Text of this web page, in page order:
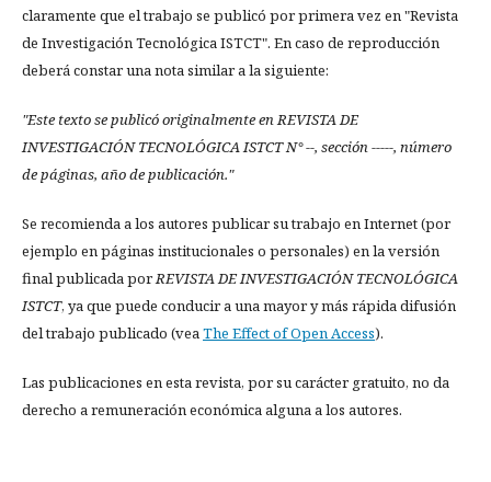
claramente que el trabajo se publicó por primera vez en "Revista
de Investigación Tecnológica ISTCT". En caso de reproducción
deberá constar una nota similar a la siguiente:
"Este texto se publicó originalmente en REVISTA DE
INVESTIGACIÓN TECNOLÓGICA ISTCT N° --, sección -----, número
de páginas, año de publicación."
Se recomienda a los autores publicar su trabajo en Internet (por
ejemplo en páginas institucionales o personales) en la versión
final publicada por REVISTA DE INVESTIGACIÓN TECNOLÓGICA
ISTCT, ya que puede conducir a una mayor y más rápida difusión
del trabajo publicado (vea The Effect of Open Access).
Las publicaciones en esta revista, por su carácter gratuito, no da
derecho a remuneración económica alguna a los autores.